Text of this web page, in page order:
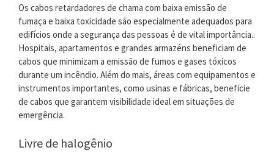
Os cabos retardadores de chama com baixa emissão de
fumaça e baixa toxicidade são especialmente adequados para
edifícios onde a segurança das pessoas é de vital importância..
Hospitais, apartamentos e grandes armazéns beneficiam de
cabos que minimizam a emissão de fumos e gases tóxicos
durante um incêndio. Além do mais, áreas com equipamentos e
instrumentos importantes, como usinas e fábricas, beneficie
de cabos que garantem visibilidade ideal em situações de
emergência.
Livre de halogênio